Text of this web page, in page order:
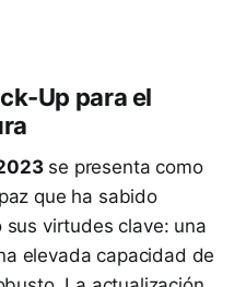
Up para el
se presenta como
que ha sabido
virtudes clave: una
elevada capacidad de